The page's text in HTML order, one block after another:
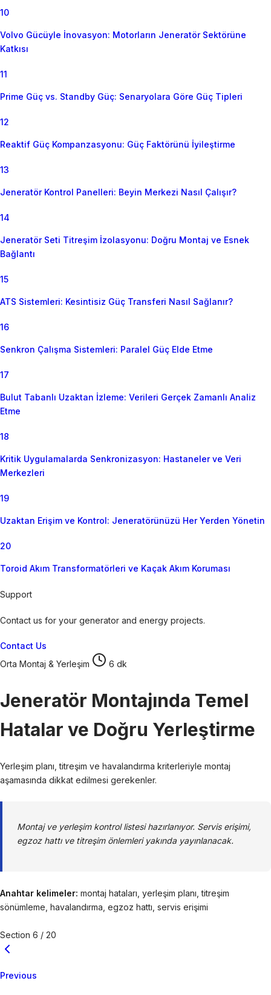
10
Volvo Gücüyle İnovasyon: Motorların Jeneratör Sektörüne
Katkısı
11
Prime Güç vs. Standby Güç: Senaryolara Göre Güç Tipleri
12
Reaktif Güç Kompanzasyonu: Güç Faktörünü İyileştirme
13
Jeneratör Kontrol Panelleri: Beyin Merkezi Nasıl Çalışır?
14
Jeneratör Seti Titreşim İzolasyonu: Doğru Montaj ve Esnek
Bağlantı
15
ATS Sistemleri: Kesintisiz Güç Transferi Nasıl Sağlanır?
16
Senkron Çalışma Sistemleri: Paralel Güç Elde Etme
17
Bulut Tabanlı Uzaktan İzleme: Verileri Gerçek Zamanlı Analiz
Etme
18
Kritik Uygulamalarda Senkronizasyon: Hastaneler ve Veri
Merkezleri
19
Uzaktan Erişim ve Kontrol: Jeneratörünüzü Her Yerden Yönetin
20
Toroid Akım Transformatörleri ve Kaçak Akım Koruması
Support
Contact us for your generator and energy projects.
Contact Us
Orta Montaj & Yerleşim 6 dk
Jeneratör Montajında Temel
Hatalar ve Doğru Yerleştirme
Yerleşim planı, titreşim ve havalandırma kriterleriyle montaj
aşamasında dikkat edilmesi gerekenler.
Montaj ve yerleşim kontrol listesi hazırlanıyor. Servis erişimi,
egzoz hattı ve titreşim önlemleri yakında yayınlanacak.
Anahtar kelimeler: montaj hataları, yerleşim planı, titreşim
sönümleme, havalandırma, egzoz hattı, servis erişimi
Section 6 / 20
Previous